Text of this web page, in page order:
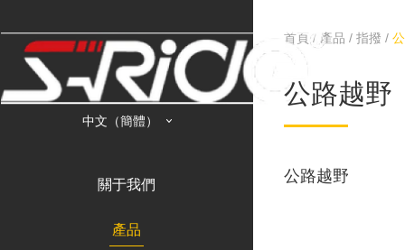
中文（簡體）
關于我們
產品
首頁/ 產品 /指撥 /
公路越野
公路越野